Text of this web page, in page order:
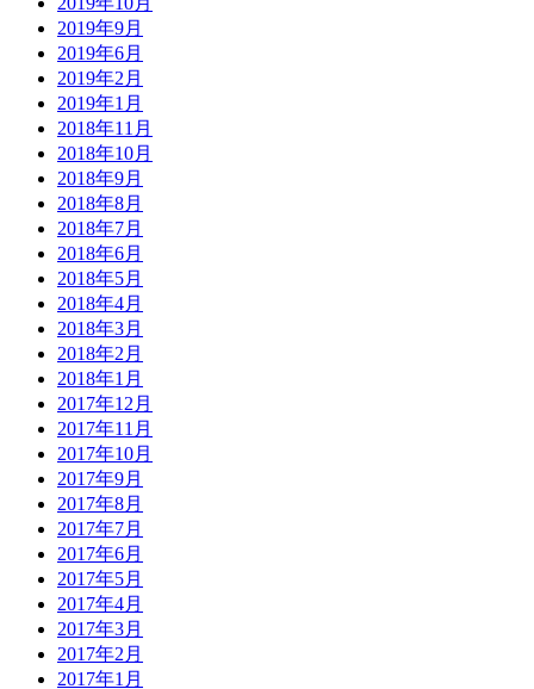
2019年9月
2019年6月
2019年2月
2019年1月
2018年11月
2018年10月
2018年9月
2018年8月
2018年7月
2018年6月
2018年5月
2018年4月
2018年3月
2018年2月
2018年1月
2017年12月
2017年11月
2017年10月
2017年9月
2017年8月
2017年7月
2017年6月
2017年5月
2017年4月
2017年3月
2017年2月
2017年1月